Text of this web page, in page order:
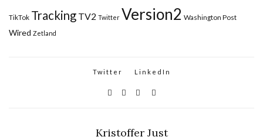
TikTok Tracking TV2 Twitter Version2 Washington Post
Wired Zetland
Twitter LinkedIn
Kristoffer Just